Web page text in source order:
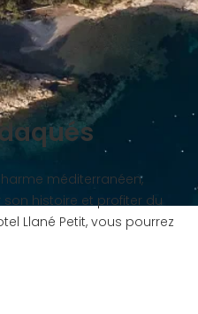
méditerranéen,
histoire et profiter du
Llané Petit, vous pourrez